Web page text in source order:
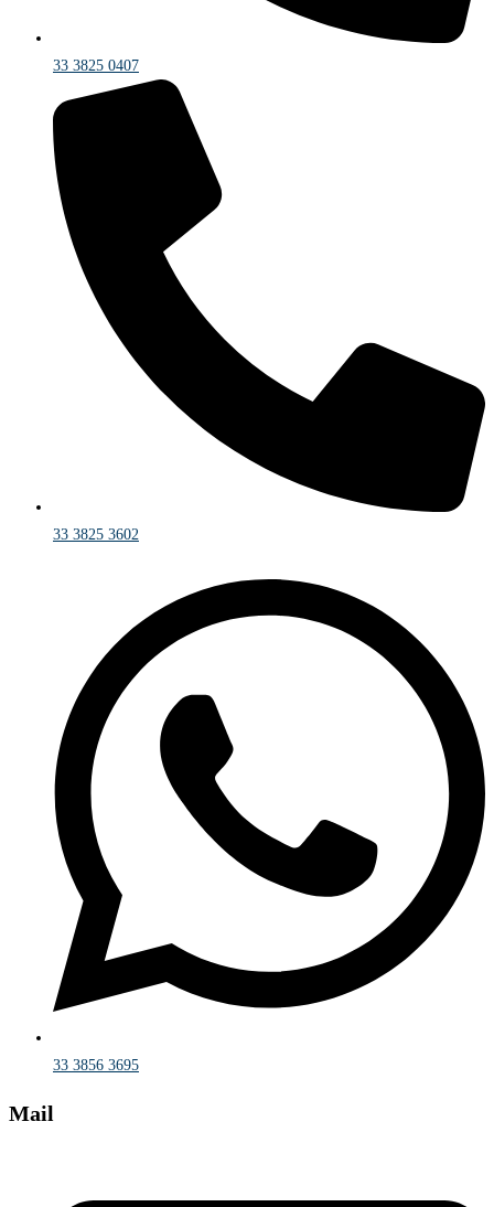
33 3825 0407
33 3825 3602
33 3856 3695
Mail